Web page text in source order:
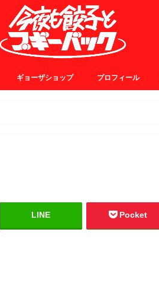
ギョーザショップ プロフィール
LINE Pocket